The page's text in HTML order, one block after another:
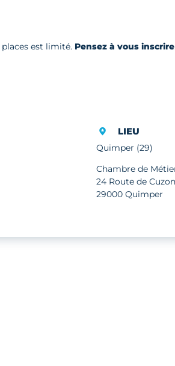
est limité. Pensez à vous inscrire
LIEU
Quimper (29)
Chambre de
24 Route de Cuzon
29000 Quimper